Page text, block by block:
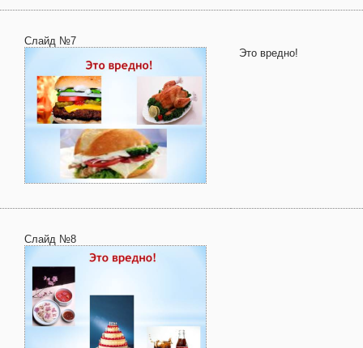
Слайд №7
Это вредно!
Слайд №8